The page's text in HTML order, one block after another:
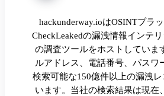
hackunderway.ioはOSINTプラ
CheckLeakedの漏洩情報インテ
の調査ツールをホストしていま
ルアドレス、電話番号、パスワ
検索可能な150億件以上の漏洩
います。当社の検索結果は現在